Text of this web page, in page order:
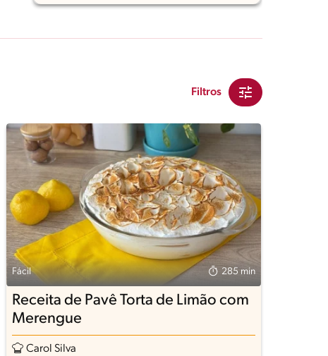
Filtros
Fácil 285 min
Receita de Pavê Torta de Limão com
Merengue
Carol Silva